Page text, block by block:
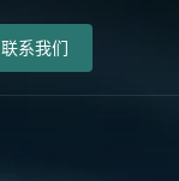
联系我们